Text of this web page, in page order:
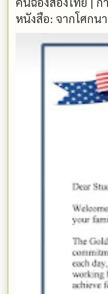
หนังสือ: จากโศกนา